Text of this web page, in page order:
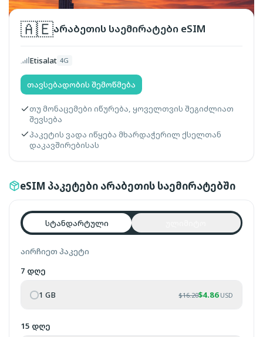
🇦🇪არაბეთის საემირატებიeSIM
Etisalat 4G
თავსებადობის შემოწმება
თუ მონაცემები იწურება, ყოველთვის შეგიძლიათ
შევსება
პაკეტის ვადა იწყება მხარდაჭერილ ქსელთან
დაკავშირებისას
eSIM პაკეტები არაბეთის საემირატებში
სტანდარტული
აირჩიეთ პაკეტი
7 დღე
1 GB $16.20$4.86 USD
15 დღე